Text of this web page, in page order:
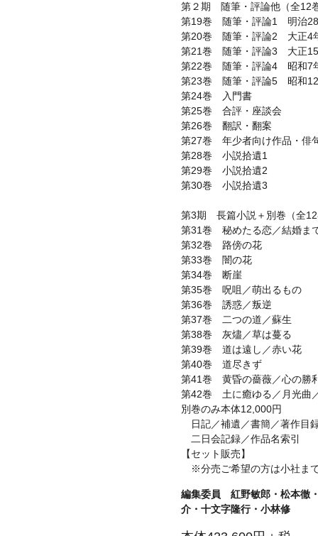
第２期 随筆・評論他（全12
第19巻 随筆・評論1 明治28
第20巻 随筆・評論2 大正4
第21巻 随筆・評論3 大正15
第22巻 随筆・評論4 昭和7
第23巻 随筆・評論5 昭和
第24巻 入門書
第25巻 合評・座談会
第26巻 翻訳・翻案
第27巻 年少者向け作品・俳
第28巻 小説拾遺1
第29巻 小説拾遺2
第30巻 小説拾遺3
第3期 長篇小説＋別巻（全
第31巻 秘めたる恋／結婚ま
第32巻 路傍の花
第33巻 闇の花
第34巻 断崖
第35巻 呪咀／萌出るもの
第36巻 誘惑／叛逆
第37巻 二つの道／蘇生
第38巻 灰燼／草は蔓る
第39巻 道は遠し／赤い花
第40巻 道尽きず
第41巻 黄昏の薔薇／心の勝
第42巻 土に癒ゆる／月光曲
別巻のみ本体12,000円
日記／補遺／書簡／著作目
二日会記録／作品名索引
【セット販売】
※分売ご希望の方は小社ま
編集委員 紅野敏郎・松本徹
介・十文字隆行・小林修